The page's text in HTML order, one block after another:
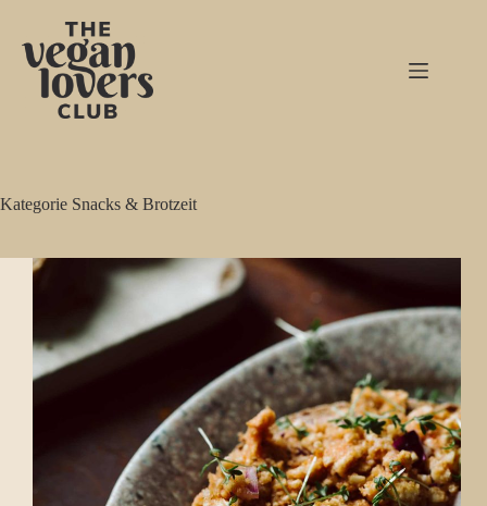
springen
Kategorie Snacks & Brotzeit